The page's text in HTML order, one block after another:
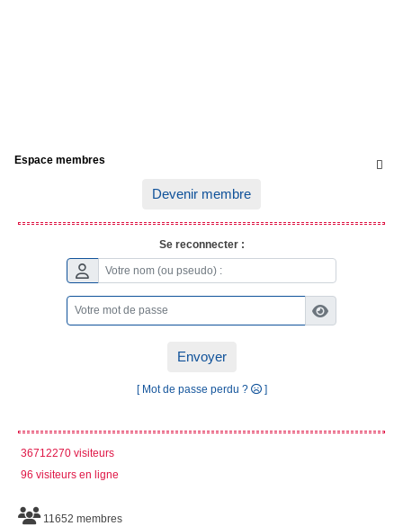

Espace membres
Devenir membre
Se reconnecter :
Envoyer
[ Mot de passe perdu ? ]
36712270 visiteurs
96 visiteurs en ligne
11652 membres